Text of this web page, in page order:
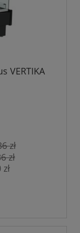
VERTIKA
zł
zł